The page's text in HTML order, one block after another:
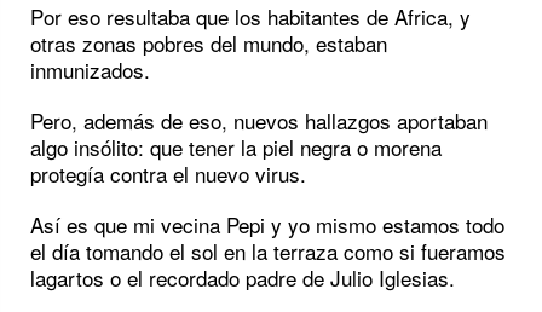
Por eso resultaba que los habitantes de Africa, y
otras zonas pobres del mundo, estaban
inmunizados.
Pero, además de eso, nuevos hallazgos aportaban
algo insólito: que tener la piel negra o morena
protegía contra el nuevo virus.
Así es que mi vecina Pepi y yo mismo estamos todo
el día tomando el sol en la terraza como si fueramos
lagartos o el recordado padre de Julio Iglesias.